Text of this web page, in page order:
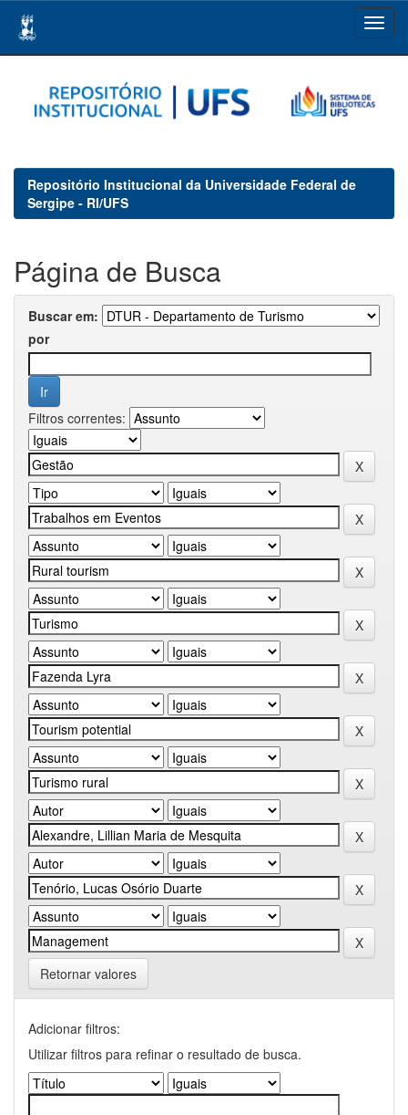
navigation
Repositório Institucional da Universidade Federal de
Sergipe - RI/UFS
Página de Busca
Buscar em:
por
Filtros correntes:
Retornar valores
Adicionar filtros:
Utilizar filtros para refinar o resultado de busca.